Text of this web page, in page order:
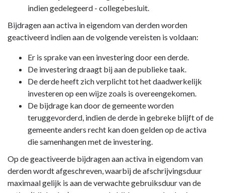
indien gedelegeerd - collegebesluit.
Bijdragen aan activa in eigendom van derden worden
geactiveerd indien aan de volgende vereisten is voldaan:
Er is sprake van een investering door een derde.
De investering draagt bij aan de publieke taak.
De derde heeft zich verplicht tot het daadwerkelijk
investeren op een wijze zoals is overeengekomen.
De bijdrage kan door de gemeente worden
teruggevorderd, indien de derde in gebreke blijft of de
gemeente anders recht kan doen gelden op de activa
die samenhangen met de investering.
Op de geactiveerde bijdragen aan activa in eigendom van
derden wordt afgeschreven, waarbij de afschrijvingsduur
maximaal gelijk is aan de verwachte gebruiksduur van de